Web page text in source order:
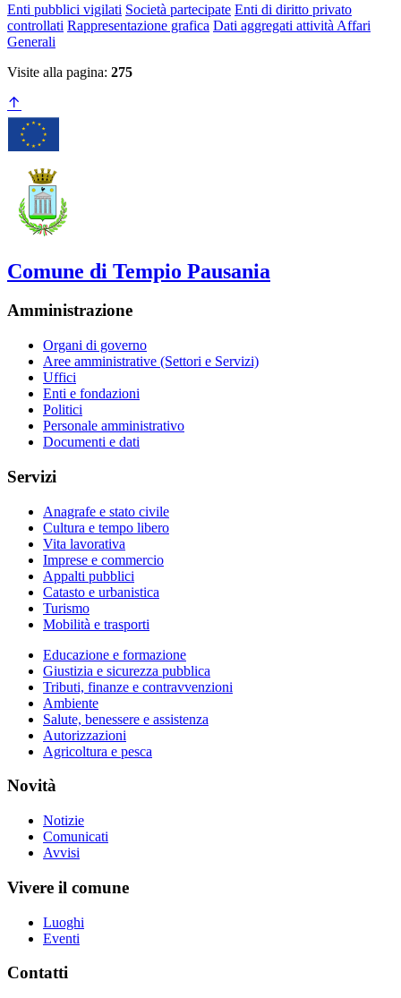
Enti pubblici vigilati Società partecipate Enti di diritto privato
controllati Rappresentazione grafica Dati aggregati attività Affari
Generali
Visite alla pagina: 275
Comune di Tempio Pausania
Amministrazione
Organi di governo
Aree amministrative (Settori e Servizi)
Uffici
Enti e fondazioni
Politici
Personale amministrativo
Documenti e dati
Servizi
Anagrafe e stato civile
Cultura e tempo libero
Vita lavorativa
Imprese e commercio
Appalti pubblici
Catasto e urbanistica
Turismo
Mobilità e trasporti
Educazione e formazione
Giustizia e sicurezza pubblica
Tributi, finanze e contravvenzioni
Ambiente
Salute, benessere e assistenza
Autorizzazioni
Agricoltura e pesca
Novità
Notizie
Comunicati
Avvisi
Vivere il comune
Luoghi
Eventi
Contatti